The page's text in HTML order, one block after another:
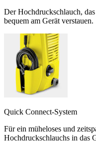
Der Hochdruckschlauch,
bequem am Gerät verstauen.
Quick Connect-System
Für ein müheloses und
Hochdruckschlauchs in das